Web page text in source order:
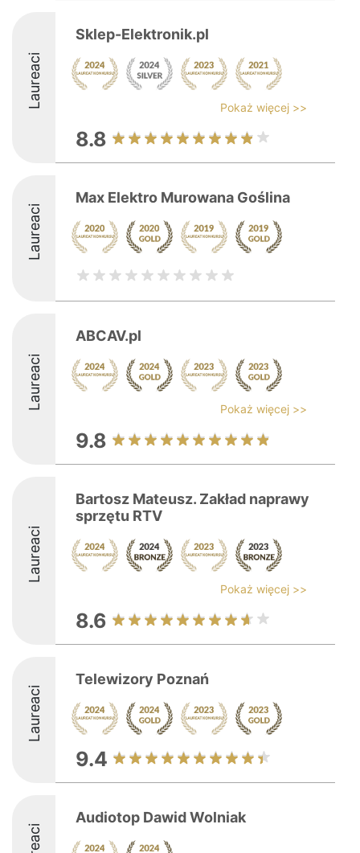
Laureaci
Sklep-Elektronik.pl
Pokaż więcej >>
8.8
Laureaci
Max Elektro Murowana Goślina
Laureaci
ABCAV.pl
Pokaż więcej >>
9.8
Laureaci
Bartosz Mateusz. Zakład naprawy
sprzętu RTV
Pokaż więcej >>
8.6
Laureaci
Telewizory Poznań
9.4
Audiotop Dawid Wolniak